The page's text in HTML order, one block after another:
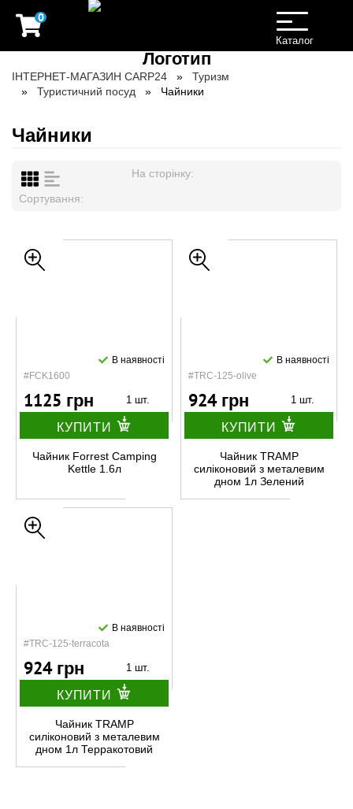
0
Toggle
navigation
Каталог
ІНТЕРНЕТ-МАГАЗИН CARP24
Туризм
Туристичний посуд
Чайники
Чайники
На сторінку:
Сортування:
#FCK1600
В наявності
1125 грн 1 шт.
КУПИТИ
Чайник Forrest Camping
Kettle 1.6л
#TRC-125-olive
В наявності
924 грн 1 шт.
КУПИТИ
Чайник TRAMP
силіконовий з металевим
дном 1л Зелений
#TRC-125-terracota
В наявності
924 грн 1 шт.
КУПИТИ
Чайник TRAMP
силіконовий з металевим
дном 1л Терракотовий